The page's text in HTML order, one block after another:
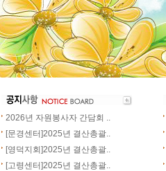
2026년 자원봉사자 간담회 ..
[문경센터]2025년 결산총괄..
[영덕지회]2025년 결산총괄..
[고령센터]2025년 결산총괄..